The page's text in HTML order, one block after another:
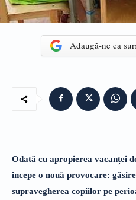
Adaugă-ne ca
Odată cu apropierea vacanței
începe o nouă provocare:
supravegherea copiilor pe